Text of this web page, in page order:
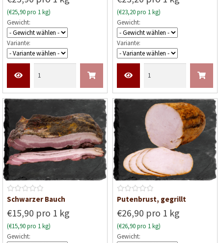
w
e
r
t
e
t
t
0
v
o
n
5
(€25,90 pro 1 kg)
Gewicht:
Variante:
w
e
r
t
e
t
t
0
v
o
n
(€23,20 pro 1 kg)
Gewicht:
Variante:
B
w
e
r
Schwarzer Bauch
€15,90 pro 1 kg
(€15,90 pro 1 kg)
Gewicht:
B
w
e
r
Putenbrust, gegrillt
€26,90 pro 1 kg
(€26,90 pro 1 kg)
Gewicht: